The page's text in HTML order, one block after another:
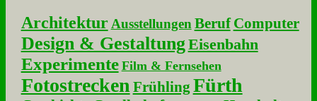
Architektur Ausstellungen Beruf Computer
Design & GestaltungEisenbahn
Experimente Film & Fernsehen
Fotostrecken Frühling Fürth